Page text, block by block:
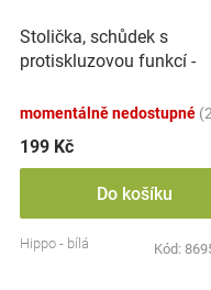
Stolička, schůdek s
protiskluzovou funkcí -
momentálně nedostupné
199 Kč
Do košíku
Hippo - bílá Kód: